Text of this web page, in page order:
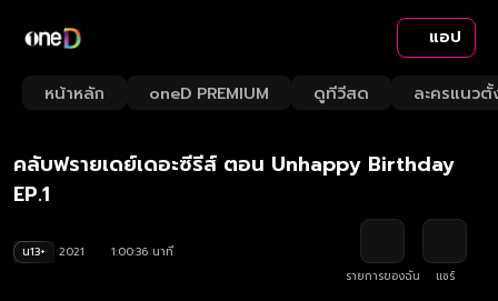
แอป
หน้าหลัก oneD PREMIUM ดูทีวีสด ละครแนวตั้
Loaded:
1.65%
Rate
คลับฟรายเดย์เดอะซีรีส์ ตอน Unhappy Birthday
EP.1
น13+ 2021
1:00:36 นาที
รายการของฉัน
แชร์